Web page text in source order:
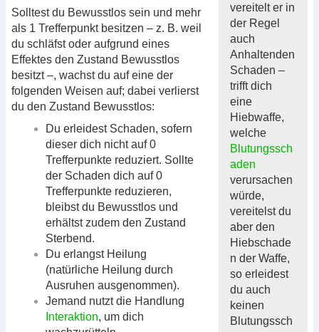
vereitelt er in
der Regel
auch
Anhaltenden
Schaden –
trifft dich
eine
Hiebwaffe,
welche
Blutungssch
aden
verursachen
würde,
vereitelst du
aber den
Hiebschade
n der Waffe,
so erleidest
du auch
keinen
Blutungssch
Solltest du Bewusstlos sein und mehr
als 1 Trefferpunkt besitzen – z. B. weil
du schläfst oder aufgrund eines
Effektes den Zustand Bewusstlos
besitzt –, wachst du auf eine der
folgenden Weisen auf; dabei verlierst
du den Zustand Bewusstlos:
Du erleidest Schaden, sofern
dieser dich nicht auf 0
Trefferpunkte reduziert. Sollte
der Schaden dich auf 0
Trefferpunkte reduzieren,
bleibst du Bewusstlos und
erhältst zudem den Zustand
Sterbend.
Du erlangst Heilung
(natürliche Heilung durch
Ausruhen ausgenommen).
Jemand nutzt die Handlung
Interaktion, um dich